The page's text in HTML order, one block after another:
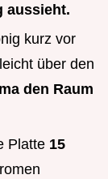
aussieht.
kurz vor
über den
den Raum
Platte 15